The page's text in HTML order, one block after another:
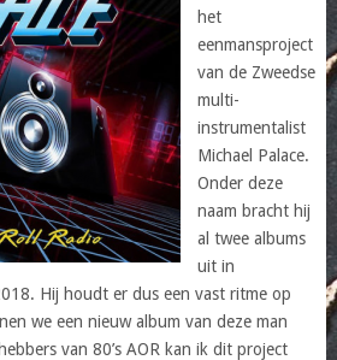
het
eenmansproject
van de Zweedse
multi-
instrumentalist
Michael Palace.
Onder deze
naam bracht hij
al twee albums
uit in
Hij houdt er dus een vast ritme op
we een nieuw album van deze man
van 80’s AOR kan ik dit project